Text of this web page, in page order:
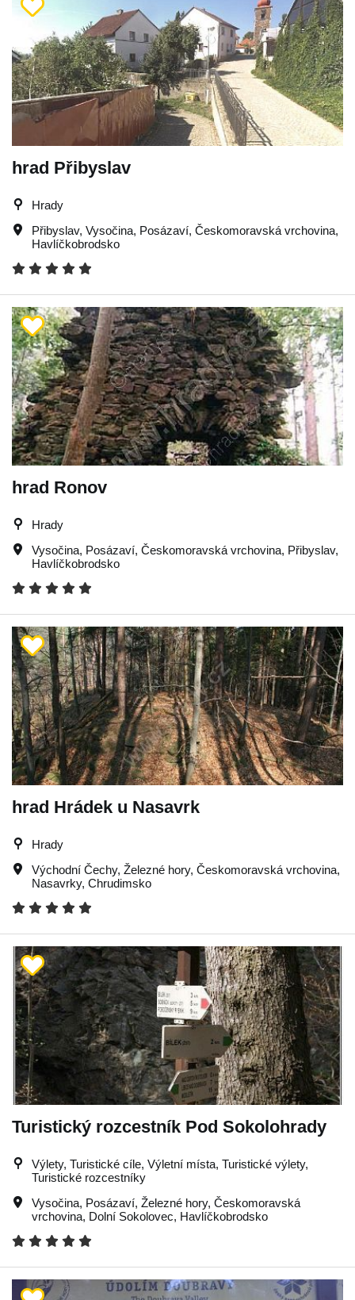
hrad Přibyslav
Hrady
Přibyslav, Vysočina, Posázaví, Českomoravská vrchovina,
Havlíčkobrodsko
hrad Ronov
Hrady
Vysočina, Posázaví, Českomoravská vrchovina, Přibyslav,
Havlíčkobrodsko
hrad Hrádek u Nasavrk
Hrady
Východní Čechy, Železné hory, Českomoravská vrchovina,
Nasavrky, Chrudimsko
Turistický rozcestník Pod Sokolohrady
Výlety, Turistické cíle, Výletní místa, Turistické výlety,
Turistické rozcestníky
Vysočina, Posázaví, Železné hory, Českomoravská
vrchovina, Dolní Sokolovec, Havlíčkobrodsko